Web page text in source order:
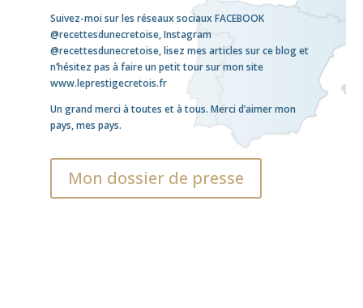
Suivez-moi sur les réseaux sociauxFACEBOOK
@recettesdunecretoise,Instagram
@recettesdunecretoise, lisez mes articles sur ce blog et
n’hésitez pas à faire un petit tour sur mon site
www.leprestigecretois.fr
Un grand merci à toutes et à tous. Merci d’aimer mon
pays, mes pays.
Mon dossier de presse